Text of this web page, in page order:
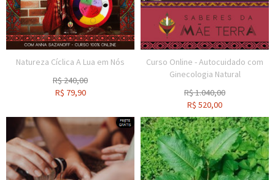
Natureza Cíclica A Lua em Nós
R$240,00
R$ 79,90
Curso Online - Autocuidado com
Ginecologia Natural
R$1.040,00
R$ 520,00